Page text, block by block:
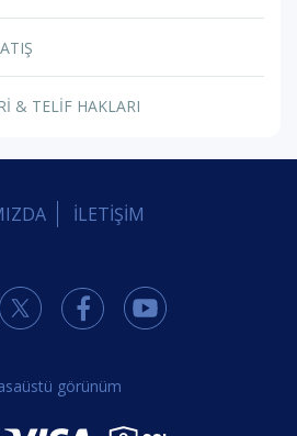
& TELİF HAKLARI
İLETİŞİM
görünüm